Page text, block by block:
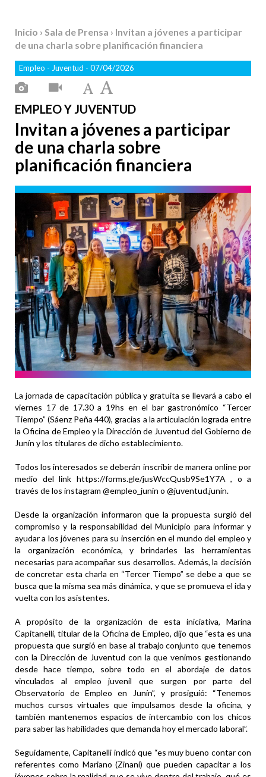
Inicio › Sala de Prensa › Invitan a jóvenes a participar
de una charla sobre planificación financiera
Empleo - Juventud - 07/04/2026
EMPLEO Y JUVENTUD
Invitan a jóvenes a participar
de una charla sobre
planificación financiera
La jornada de capacitación pública y gratuita se llevará a cabo el
viernes 17 de 17.30 a 19hs en el bar gastronómico “Tercer
Tiempo” (Sáenz Peña 440), gracias a la articulación lograda entre
la Oficina de Empleo y la Dirección de Juventud del Gobierno de
Junín y los titulares de dicho establecimiento.
Todos los interesados se deberán inscribir de manera online por
medio del link https://forms.gle/jusWccQusb9Se1Y7A , o a
través de los instagram @empleo_junin o @juventud.junin.
Desde la organización informaron que la propuesta surgió del
compromiso y la responsabilidad del Municipio para informar y
ayudar a los jóvenes para su inserción en el mundo del empleo y
la organización económica, y brindarles las herramientas
necesarias para acompañar sus desarrollos. Además, la decisión
de concretar esta charla en “Tercer Tiempo” se debe a que se
busca que la misma sea más dinámica, y que se promueva el ida y
vuelta con los asistentes.
A propósito de la organización de esta iniciativa, Marina
Capitanelli, titular de la Oficina de Empleo, dijo que “esta es una
propuesta que surgió en base al trabajo conjunto que tenemos
con la Dirección de Juventud con la que venimos gestionando
desde hace tiempo, sobre todo en el abordaje de datos
vinculados al empleo juvenil que surgen por parte del
Observatorio de Empleo en Junín”, y prosiguió: “Tenemos
muchos cursos virtuales que impulsamos desde la oficina, y
también mantenemos espacios de intercambio con los chicos
para saber las habilidades que demanda hoy el mercado laboral”.
Seguidamente, Capitanelli indicó que “es muy bueno contar con
referentes como Mariano (Zinani) que pueden capacitar a los